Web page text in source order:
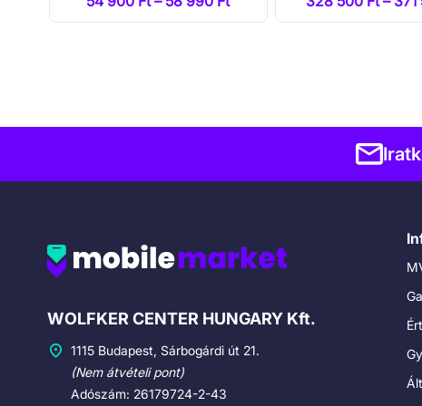
Cégadatok
WOLFKER CENTER HUNGARY Kft.
1115 Budapest, Sárbogárdi út 21.
(Nem átvételi pont)
Adószám: 26179724-2-43